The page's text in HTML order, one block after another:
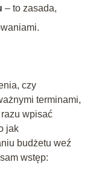
– to zasada,
czy
terminami,
wpisać
jak
budżetu weź
wstęp: